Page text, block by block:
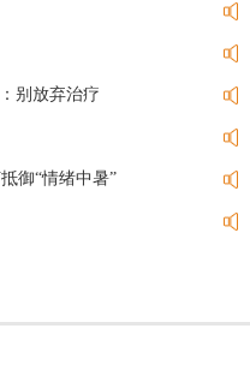
岁月，有的成功克服病症，有
别放弃治疗
御“情绪中暑”